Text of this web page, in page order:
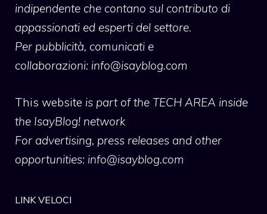
indipendente che contano sul contributo di
appassionati ed esperti del settore.
Per pubblicità, comunicati e
collaborazioni: info@isayblog.com
This website is part of the TECH AREA inside
the IsayBlog! network
For advertising, press releases and other
opportunities: info@isayblog.com
LINK VELOCI